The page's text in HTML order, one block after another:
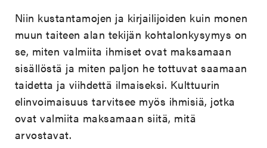
Niin kustantamojen ja kirjailijoiden kuin monen
muun taiteen alan tekijän kohtalonkysymys on
se, miten valmiita ihmiset ovat maksamaan
sisällöstä ja miten paljon he tottuvat saamaan
taidetta ja viihdettä ilmaiseksi. Kulttuurin
elinvoimaisuus tarvitsee myös ihmisiä, jotka
ovat valmiita maksamaan siitä, mitä
arvostavat.